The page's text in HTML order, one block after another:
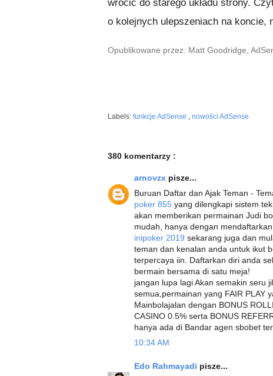
wrócić do starego układu strony.
o kolejnych ulepszeniach na koncie,
Opublikowane przez: Matt Goodridge,
Labels: funkcje AdSense nowości AdSense
380 komentarzy :
arnovzx pisze...
Buruan Daftar dan Ajak Teman -
poker 855 yang dilengkapi sistem
akan memberikan permainan Judi
mudah, hanya dengan
inipoker 2019 sekarang juga dan
teman dan kenalan anda untuk ikut
terpercaya iin. Daftarkan diri anda
bermain bersama di satu meja!
jangan lupa lagi Akan semakin seru
semua,permainan yang FAIR PLAY
Mainbolajalan dengan BONUS
CASINO 0.5% serta BONUS
hanya ada di Bandar agen sbobet
10:34 AM
Edo Rahmayadi pisze...